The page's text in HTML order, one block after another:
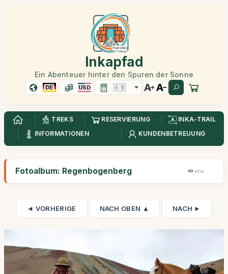
Inkapfad
Ein Abenteuer hinter den Spuren der Sonne
DE USD
TREKS RESERVIERUNG
INKA-TRAIL
INFORMATIONEN
KUNDENBETREUUNG
Fotoalbum: Regenbogenberg 47,1K
◄ VORHERIGE NACH OBEN ▲ NACH ►